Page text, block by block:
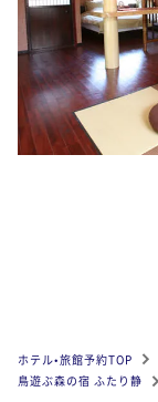
ホテル•旅館予約TOP
鳥遊ぶ森の宿 ふたり静